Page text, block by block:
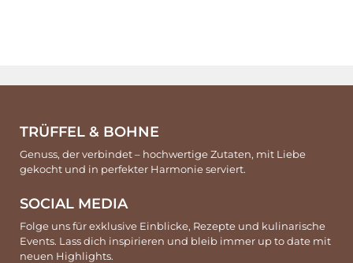
TRÜFFEL & BOHNE
Genuss, der verbindet – hochwertige Zutaten, mit Liebe
gekocht und in perfekter Harmonie serviert.
SOCIAL MEDIA
Folge uns für exklusive Einblicke, Rezepte und kulinarische
Events. Lass dich inspirieren und bleib immer up to date mit
neuen Highlights.